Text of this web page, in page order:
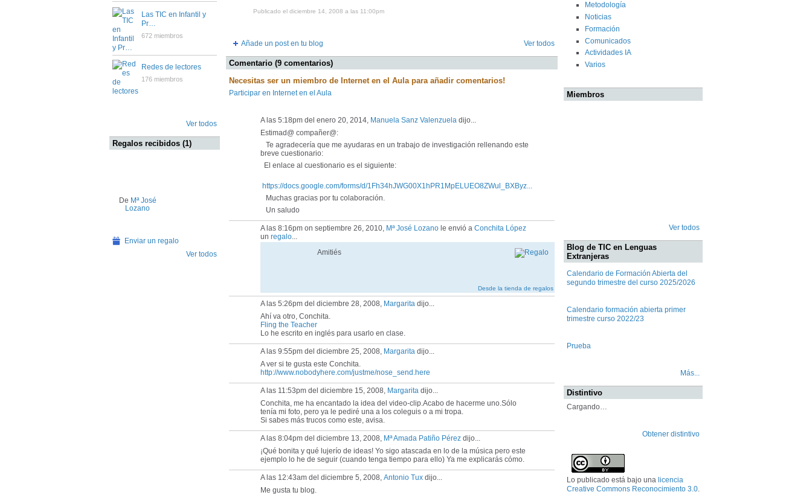
Las TIC en Infantil y
Pr…
672 miembros
Redes de lectores
176 miembros
Ver todos
Regalos recibidos (1)
De Mª José
Lozano
Enviar un regalo
Ver todos
Publicado el diciembre 14, 2008 a las 11:00pm
Añade un post en tu blog Ver todos
Comentario (9 comentarios)
Necesitas ser un miembro de Internet en el Aula para añadir comentarios!
Participar en Internet en el Aula
A las 5:18pm del enero 20, 2014, Manuela Sanz Valenzuela dijo...
Estimad@ compañer@:
Te agradecería que me ayudaras en un trabajo de investigación rellenando este
breve cuestionario:
El enlace al cuestionario es el siguiente:
https://docs.google.com/forms/d/1Fh34hJWG00X1hPR1MpELUEO8ZWul_BXByz...
Muchas gracias por tu colaboración.
Un saludo
A las 8:16pm on septiembre 26, 2010, Mª José Lozano le envió a Conchita López
un regalo
Amitiés
Desde la tienda de regalos
A las 5:26pm del diciembre 28, 2008, Margarita dijo...
Ahí va otro, Conchita.
Fling the Teacher
Lo he escrito en inglés para usarlo en clase.
A las 9:55pm del diciembre 25, 2008, Margarita dijo...
A ver si te gusta este Conchita.
http://www.nobodyhere.com/justme/nose_send.here
A las 11:53pm del diciembre 15, 2008, Margarita dijo...
Conchita, me ha encantado la idea del video-clip.Acabo de hacerme uno.Sólo
tenía mi foto, pero ya le pediré una a los coleguis o a mi tropa.
Si sabes más trucos como este, avisa.
A las 8:04pm del diciembre 13, 2008, Mª Amada Patiño Pérez dijo...
¡Qué bonita y qué lujerío de ideas! Yo sigo atascada en lo de la música pero este
ejemplo lo he de seguir (cuando tenga tiempo para ello) Ya me explicarás cómo.
A las 12:43am del diciembre 5, 2008, Antonio Tux dijo...
Me gusta tu blog.
Metodología
Noticias
Formación
Comunicados
Actividades IA
Varios
Miembros
Ver todos
Blog de TIC en Lenguas
Extranjeras
Calendario de Formación Abierta del
segundo trimestre del curso 2025/2026
Calendario formación abierta primer
trimestre curso 2022/23
Prueba
Más...
Distintivo
Cargando…
Obtener distintivo
Lo publicado está bajo una licencia
Creative Commons Reconocimiento 3.0.